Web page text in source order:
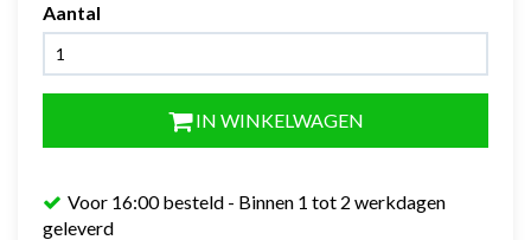
Aantal
IN WINKELWAGEN
Voor 16:00 besteld - Binnen 1 tot 2 werkdagen
geleverd